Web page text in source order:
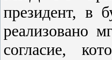
президент, в
реализовано
cоглаcие,